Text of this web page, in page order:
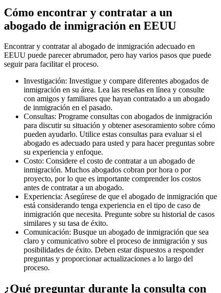
Cómo encontrar y contratar a un
abogado de inmigración en EEUU
Encontrar y contratar al abogado de inmigración adecuado en
EEUU puede parecer abrumador, pero hay varios pasos que puede
seguir para facilitar el proceso.
Investigación: Investigue y compare diferentes abogados de
inmigración en su área. Lea las reseñas en línea y consulte
con amigos y familiares que hayan contratado a un abogado
de inmigración en el pasado.
Consultas: Programe consultas con abogados de inmigración
para discutir su situación y obtener asesoramiento sobre cómo
pueden ayudarlo. Utilice estas consultas para evaluar si el
abogado es adecuado para usted y para hacer preguntas sobre
su experiencia y enfoque.
Costo: Considere el costo de contratar a un abogado de
inmigración. Muchos abogados cobran por hora o por
proyecto, por lo que es importante comprender los costos
antes de contratar a un abogado.
Experiencia: Asegúrese de que el abogado de inmigración que
está considerando tenga experiencia en el tipo de caso de
inmigración que necesita. Pregunte sobre su historial de casos
similares y su tasa de éxito.
Comunicación: Busque un abogado de inmigración que sea
claro y comunicativo sobre el proceso de inmigración y sus
posibilidades de éxito. Deben estar dispuestos a responder
preguntas y proporcionar actualizaciones a lo largo del
proceso.
¿Qué preguntar durante la consulta con